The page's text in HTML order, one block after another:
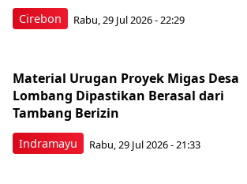
Cirebon Rabu, 29 Jul 2026 - 22:29
Indramayu
Material Urugan Proyek Migas Desa
Lombang Dipastikan Berasal dari
Tambang Berizin
Rabu, 29 Jul 2026 - 21:33